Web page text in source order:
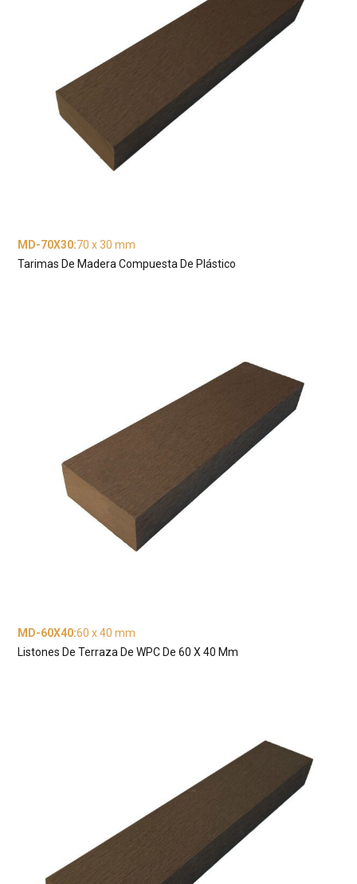
MD-70X30:70 x 30 mm
Tarimas De Madera Compuesta De Plástico
MD-60X40:60 x 40 mm
Listones De Terraza De WPC De 60 X 40 Mm